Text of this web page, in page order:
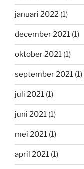
januari 2022 (1)
december 2021 (1)
oktober 2021 (1)
september 2021 (1)
juli 2021 (1)
juni 2021 (1)
mei 2021 (1)
april 2021 (1)